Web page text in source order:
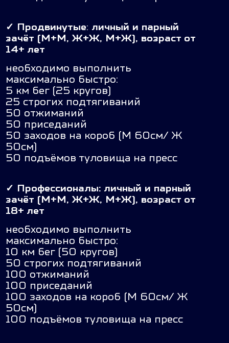
✓ Продвинутые: личный и парный
зачёт (М+М, Ж+Ж, М+Ж), возраст от
14+ лет
необходимо выполнить
максимально быстро:
5 км бег (25 кругов)
25 строгих подтягиваний
50 отжиманий
50 приседаний
50 заходов на короб (М 60см/ Ж
50см)
50 подъёмов туловища на пресс
✓ Профессионалы: личный и парный
зачёт (М+М, Ж+Ж, М+Ж), возраст от
18+ лет
необходимо выполнить
максимально быстро:
10 км бег (50 кругов)
50 строгих подтягиваний
100 отжиманий
100 приседаний
100 заходов на короб (М 60см/ Ж
50см)
100 подъёмов туловища на пресс